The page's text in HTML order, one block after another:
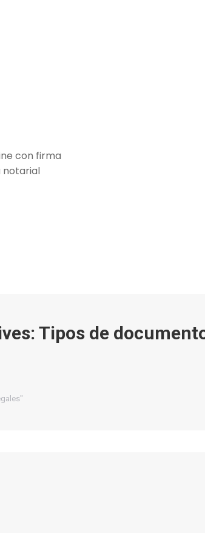
con firma
Tipos de